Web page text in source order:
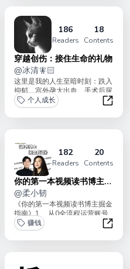
100招
186
Readers
18
Contents
穿越创伤：接住生命的礼物
@冰清🧚🏻
这里是我的人生至暗时刻：跌入
抑郁、宫外孕大出血、手术后尿
道损伤、不孕不育、儿子先天性
心脏病两次开胸大...
个人成长
穿越
子
182
Readers
20
Contents
你的第一本视频读书博主掘
金指南
@柔小韧
《你的第一本视频读书博主掘金
指南》1、 从0全流程运营账号
的20+干货 &amp; ChatGpt应...
赚钱
你的